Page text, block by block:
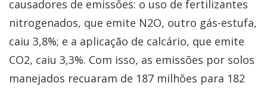
causadores de emissões: o uso de fertilizantes
nitrogenados, que emite N2O, outro gás-estufa,
caiu 3,8%; e a aplicação de calcário, que emite
CO2, caiu 3,3%. Com isso, as emissões por solos
manejados recuaram de 187 milhões para 182